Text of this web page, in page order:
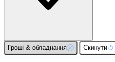
Гроші & обладнання Скинути